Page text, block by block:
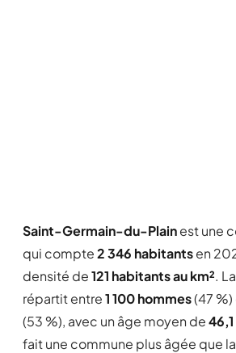
Saint-Germain-du-Plainest une
qui compte2 346 habitantsen
densité de121 habitants au km².
répartit entre1 100 hommes(47
(53 %), avec un âge moyen de
fait une commune plus âgée que